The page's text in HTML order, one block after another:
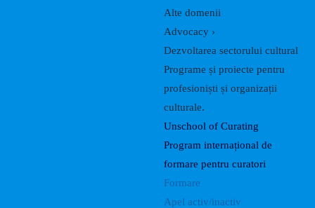
Alte domenii
Advocacy ›
Dezvoltarea sectorului cultural
Programe și proiecte pentru
profesioniști și organizații
culturale.
Unschool of Curating
Program internațional de
formare pentru curatori
Formare
Apel activ/inactiv